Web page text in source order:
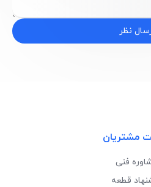
نظر
مشتریان
فنی
قطعه